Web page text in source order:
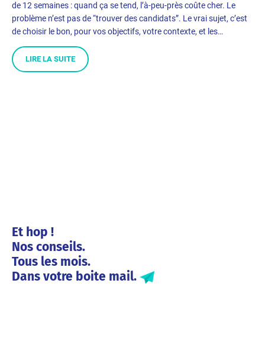
de 12 semaines : quand ça se tend, l’à-peu-près coûte cher. Le
problème n’est pas de “trouver des candidats”. Le vrai sujet, c’est
de choisir le bon, pour vos objectifs, votre contexte, et les…
LIRE LA SUITE
Et hop !
Nos conseils.
Tous les mois.
Dans votre boite mail.